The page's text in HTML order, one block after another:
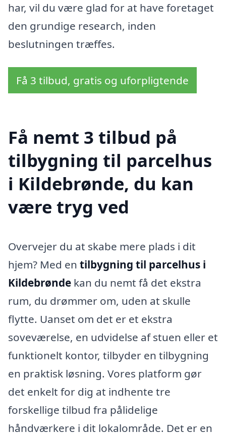
har, vil du være glad for at have foretaget
den grundige research, inden
beslutningen træffes.
Få 3 tilbud, gratis og uforpligtende
Få nemt 3 tilbud på
tilbygning til parcelhus
i Kildebrønde, du kan
være tryg ved
Overvejer du at skabe mere plads i dit
hjem? Med en tilbygning til parcelhus i
Kildebrønde kan du nemt få det ekstra
rum, du drømmer om, uden at skulle
flytte. Uanset om det er et ekstra
soveværelse, en udvidelse af stuen eller et
funktionelt kontor, tilbyder en tilbygning
en praktisk løsning. Vores platform gør
det enkelt for dig at indhente tre
forskellige tilbud fra pålidelige
håndværkere i dit lokalområde. Det er en